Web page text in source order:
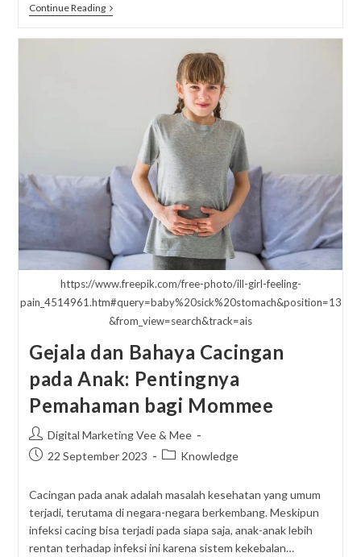
Continue ReadingCara
Membiasakan
https://www.freepik.com/free-photo/ill-girl-feeling-
pain_4514961.htm#query=baby%20sick%20stomach&position=13
&from_view=search&track=ais
Gejala dan Bahaya Cacingan
pada Anak: Pentingnya
Pemahaman bagi Mommee
Post
author:
Digital Marketing Vee & Mee
Post22 September 2023
PostKnowledge
Cacingan pada anak adalah masalah kesehatan yang umum
terjadi, terutama di negara-negara berkembang. Meskipun
infeksi cacing bisa terjadi pada siapa saja, anak-anak lebih
rentan terhadap infeksi ini karena sistem kekebalan…